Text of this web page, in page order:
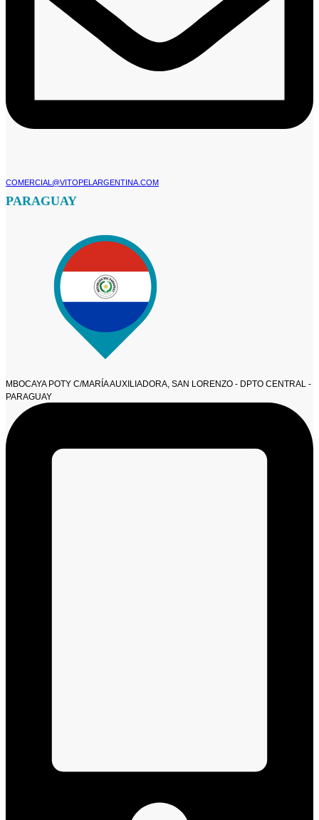
COMERCIAL@VITOPELARGENTINA.COM​
PARAGUAY
MBOCAYA POTY C/MARÍA AUXILIADORA, SAN LORENZO - DPTO CENTRAL -
PARAGUAY